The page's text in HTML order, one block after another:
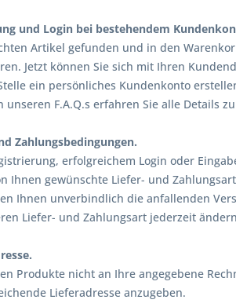
und Login bei bestehendem
Artikel gefunden und in den
Jetzt können Sie sich mit Ihren
ein persönliches Kundenkonto
F.A.Q.s erfahren Sie alle Details
Zahlungsbedingungen.
erfolgreichem Login oder
Ihnen gewünschte Liefer- und
Ihnen unverbindlich die anfallenden
Liefer- und Zahlungsart jederzeit
Produkte nicht an Ihre angegebene
Lieferadresse anzugeben.